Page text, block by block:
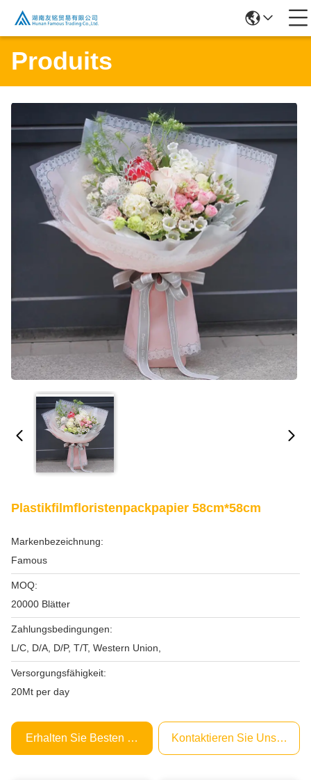
Produits
Plastikfilmfloristenpackpapier 58cm*58cm
Markenbezeichnung:
Famous
MOQ:
20000 Blätter
Zahlungsbedingungen:
L/C, D/A, D/P, T/T, Western Union,
Versorgungsfähigkeit:
20Mt per day
Erhalten Sie Besten Preis Kontaktieren Sie Uns Jetzt